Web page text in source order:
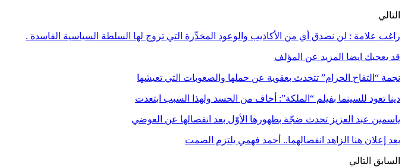
التالي
راغب علامة​ : لن نصدق أي من الأكاذيب والوعود المخدِّرة التي تروج لها السلطة السياسية الفاسدة .
قد يعجبك ايضا المزيد عن المؤلف
نجمة “التفاح الحرام” تتحدث بعقوية عن حملها والصعوبات التي تعيشها
دينا تعود للسينما بفيلم “الملكة”: أخاف من الحسد ولهذا السبب ابتعدت
ياسمين عبد العزيز تحدث ضجّة بظهورها الأوّل بعد انفصالها عن العوضي
بعد إعلان هنا الزاهد انفصالهما.. أحمد فهمي يلتزم الصمت
السابق التالي